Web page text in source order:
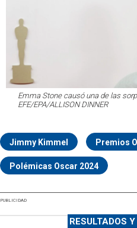
Emma Stone causó una de las
EFE/EPA/ALLISON DINNER
Jimmy Kimmel Premios
Polémicas Oscar 2024
PUBLICIDAD
RESULTADOS